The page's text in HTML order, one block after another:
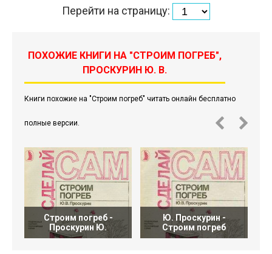
Перейти на страницу:
ПОХОЖИЕ КНИГИ НА "СТРОИМ ПОГРЕБ",
ПРОСКУРИН Ю. В.
Книги похожие на "Строим погреб" читать онлайн бесплатно
полные версии.
Строим погреб -
Проскурин Ю.
Ю. Проскурин -
Строим погреб